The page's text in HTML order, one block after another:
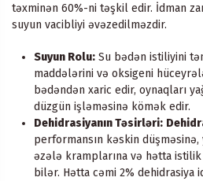
təxminən 60%-ni təşkil edir. İdman
suyun vacibliyi əvəzedilməzdir.
Suyun Rolu: Su bədən istiliyini
maddələrini və oksigeni
bədəndən xaric edir, oynaqları
düzgün işləməsinə kömək edir.
Dehidrasiyanın Təsirləri:
performansın kəskin düşməsinə,
əzələ kramplarına və hətta
bilər. Hətta cəmi 2% dehidrasiya